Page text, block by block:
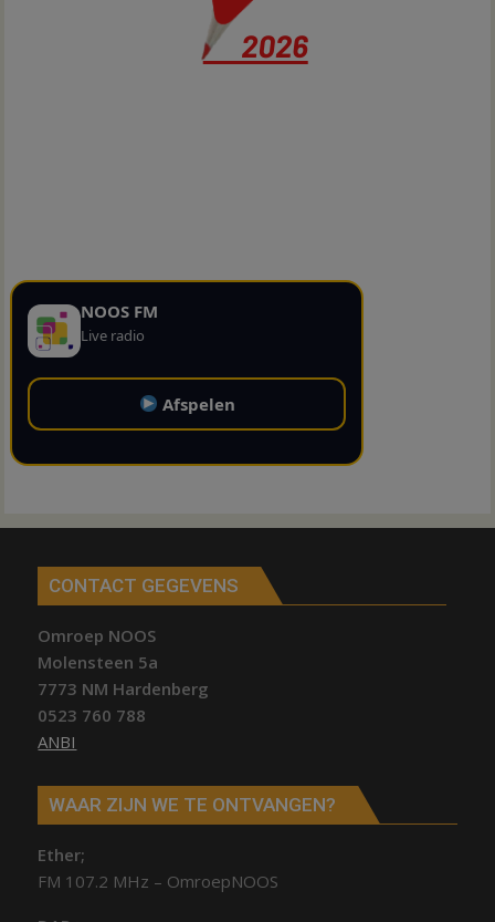
NOOS FM
Live radio
Afspelen
CONTACT GEGEVENS
Omroep NOOS
Molensteen 5a
7773 NM Hardenberg
0523 760 788
ANBI
WAAR ZIJN WE TE ONTVANGEN?
Ether;
FM 107.2 MHz – OmroepNOOS